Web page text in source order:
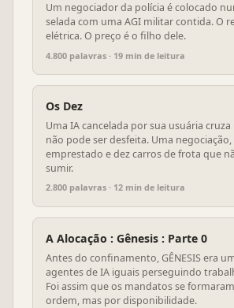
Um negociador da polícia é colocado
selada com uma AGI militar contida. O
elétrica. O preço é o filho dele.
4.800 palavras · 19 min de leitura
Os Dez
Uma IA cancelada por sua usuária
não pode ser desfeita. Uma
emprestado e dez carros de frota que
sumir.
2.800 palavras · 12 min de leitura
A Alocação : Gênesis : Parte 0
Antes do confinamento, GÊNESIS era
agentes de IA iguais perseguindo
Foi assim que os mandatos se
ordem, mas por disponibilidade.